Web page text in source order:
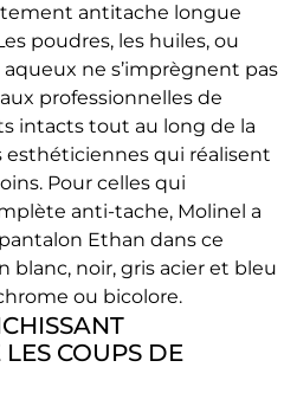
antitache longue
poudres, les huiles, ou
ne s’imprègnent pas
professionnelles de
intacts tout au long de la
esthéticiennes qui réalisent
Pour celles qui
anti-tache, Molinel a
Ethan dans ce
blanc, noir, gris acier et bleu
ou bicolore.
COUPS DE